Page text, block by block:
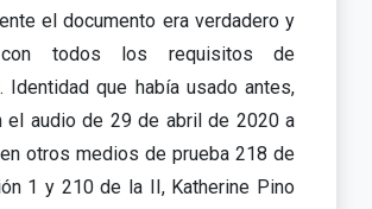
el documento era verdadero y
con todos los requisitos de
Identidad que había usado antes,
el audio de 29 de abril de 2020 a
otros medios de prueba 218 de
1 y 210 de la II, Katherine Pino